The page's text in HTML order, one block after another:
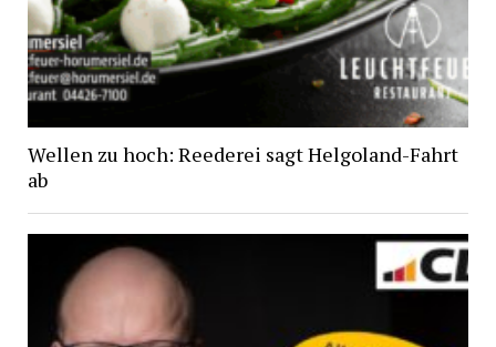
Wellen zu hoch: Reederei sagt Helgoland-Fahrt
ab